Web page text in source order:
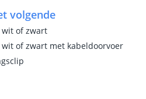
volgende
wit of zwart
of zwart met kabeldoorvoer